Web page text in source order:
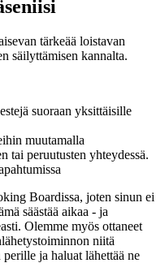
tärkeää loistavan
säilyttämisen kannalta.
suoraan yksittäisille
muutamalla
tai peruutusten yhteydessä.
Boardissa, joten sinun ei
säästää aikaa - ja
Olemme myös ottaneet
niitä
ja haluat lähettää ne